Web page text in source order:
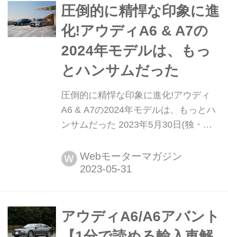
ル プラス(Black Style PLUS)」を設定
し、9月20日から発売すると発...
圧倒的に精悍な印象に進
化!アウディA6 & A7の
2024年モデルは、もっ
とハンサムだった
圧倒的に精悍な印象に進化!アウディ
A6 & A7の2024年モデルは、もっとハ
ンサムだった 2023年5月30日(独・現
の2024年モデルを発表。両モデルと
も、フロントやリアのキャラクターラ
販売が開始される。
W Webモーターマガジン
アウディA6/A6アバント